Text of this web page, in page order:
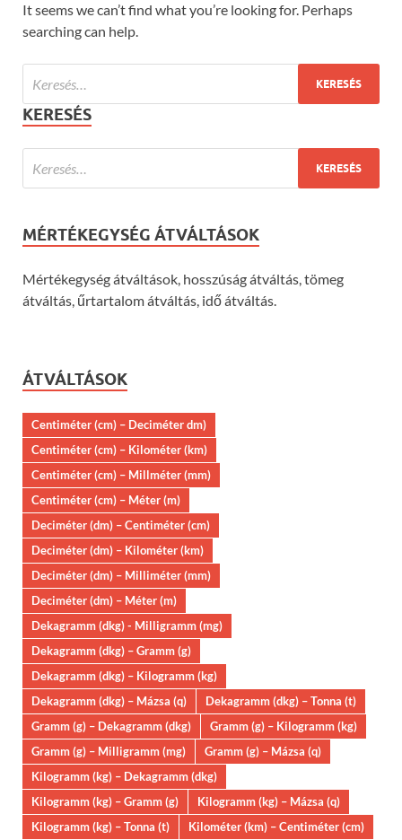
It seems we can’t find what you’re looking for. Perhaps
searching can help.
KERESÉS
MÉRTÉKEGYSÉG ÁTVÁLTÁSOK
Mértékegység átváltások, hosszúság átváltás, tömeg
átváltás, űrtartalom átváltás, idő átváltás.
ÁTVÁLTÁSOK
Centiméter (cm) – Deciméter dm)
Centiméter (cm) – Kilométer (km)
Centiméter (cm) – Millméter (mm)
Centiméter (cm) – Méter (m)
Deciméter (dm) – Centiméter (cm)
Deciméter (dm) – Kilométer (km)
Deciméter (dm) – Milliméter (mm)
Deciméter (dm) – Méter (m)
Dekagramm (dkg) - Milligramm (mg)
Dekagramm (dkg) – Gramm (g)
Dekagramm (dkg) – Kilogramm (kg)
Dekagramm (dkg) – Mázsa (q)
Dekagramm (dkg) – Tonna (t)
Gramm (g) – Dekagramm (dkg)
Gramm (g) – Kilogramm (kg)
Gramm (g) – Milligramm (mg)
Gramm (g) – Mázsa (q)
Kilogramm (kg) – Dekagramm (dkg)
Kilogramm (kg) – Gramm (g)
Kilogramm (kg) – Mázsa (q)
Kilogramm (kg) – Tonna (t)
Kilométer (km) – Centiméter (cm)